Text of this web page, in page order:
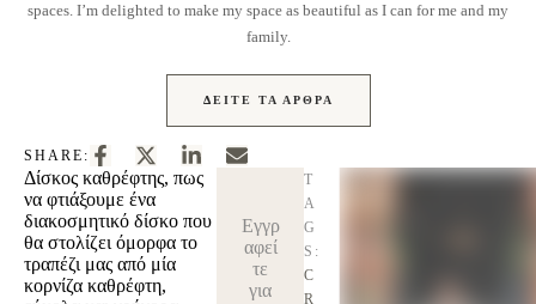
spaces. I’m delighted to make my space as beautiful as I can for me and my
family.
ΔΕΊΤΕ ΤΑ ΆΡΘΡΑ
SHARE:
Δίσκος καθρέφτης, πως
να φτιάξουμε ένα
διακοσμητικό δίσκο που
θα στολίζει όμορφα το
τραπέζι μας από μία
κορνίζα καθρέφτη,
Εγγρ
αφεί
τε
για
T
A
G
S:
C
R